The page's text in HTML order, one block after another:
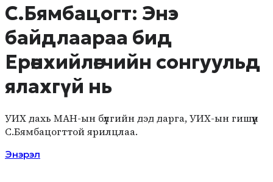
С.Бямбацогт: Энэ
байдлаараа бид
Ерөнхийлөгчийн сонгуульд
ялахгүй нь
УИХ дахь МАН-ын бүлгийн дэд дарга, УИХ-ын гишүүн
С.Бямбацогттой ярилцлаа.
Энэрэл